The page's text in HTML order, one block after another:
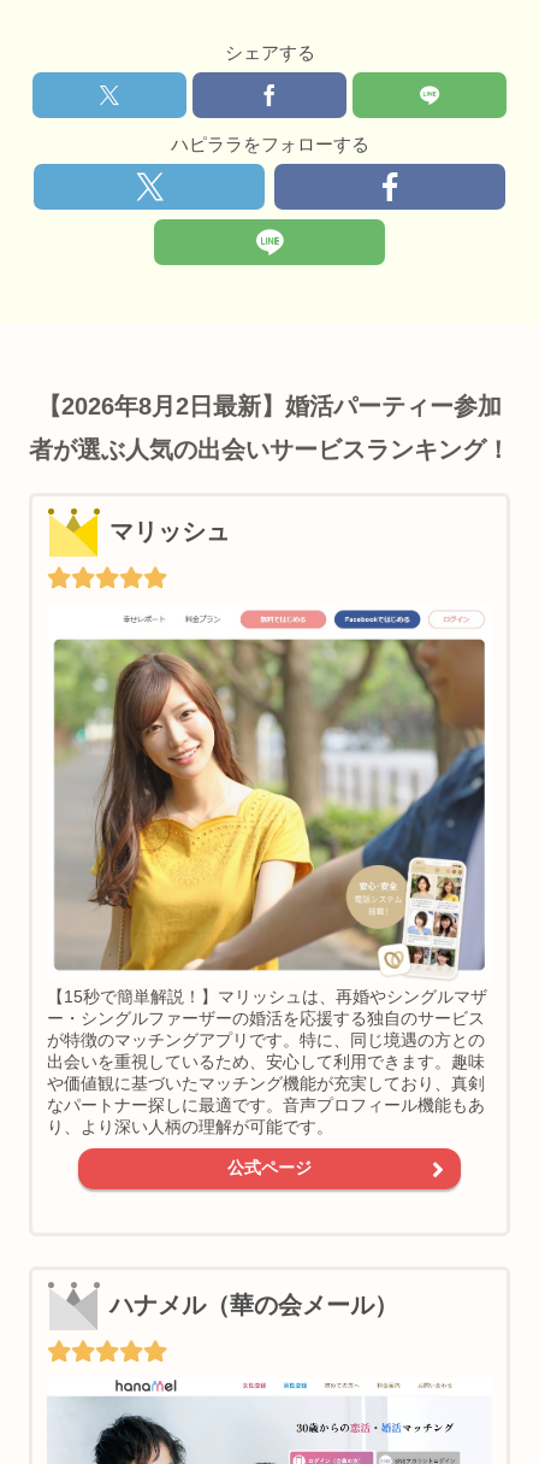
シェアする
ハピララをフォローする
【2026年8月2日最新】婚活パーティー参加
者が選ぶ人気の出会いサービスランキング！
マリッシュ
【15秒で簡単解説！】マリッシュは、再婚やシングルマザ
ー・シングルファーザーの婚活を応援する独自のサービス
が特徴のマッチングアプリです。特に、同じ境遇の方との
出会いを重視しているため、安心して利用できます。趣味
や価値観に基づいたマッチング機能が充実しており、真剣
なパートナー探しに最適です。音声プロフィール機能もあ
り、より深い人柄の理解が可能です。
公式ページ
ハナメル（華の会メール）